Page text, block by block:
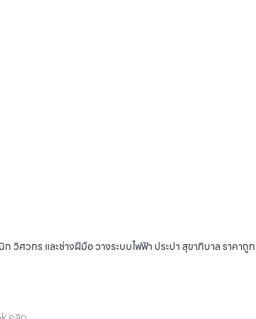
ศวกร และช่างฝีมือ วางระบบไฟฟ้า ประปา สุขาภิบาล ราคาถู